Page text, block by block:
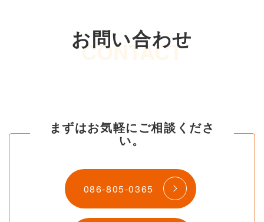
お問い合わせ
CONTACT
まずはお気軽にご相談くださ
い。
086-805-0365